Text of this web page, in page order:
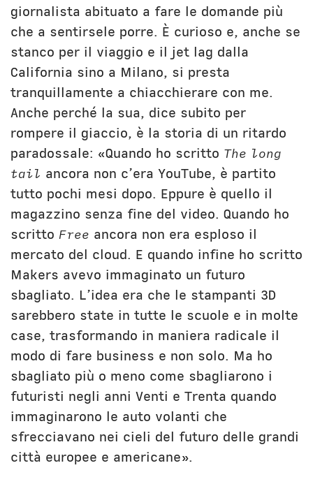
giornalista abituato a fare le domande più
che a sentirsele porre. È curioso e, anche se
stanco per il viaggio e il jet lag dalla
California sino a Milano, si presta
tranquillamente a chiacchierare con me.
Anche perché la sua, dice subito per
rompere il giaccio, è la storia di un ritardo
paradossale: «Quando ho scritto The long
tail ancora non c’era YouTube, è partito
tutto pochi mesi dopo. Eppure è quello il
magazzino senza fine del video. Quando ho
scritto Free ancora non era esploso il
mercato del cloud. E quando infine ho scritto
Makers avevo immaginato un futuro
sbagliato. L’idea era che le stampanti 3D
sarebbero state in tutte le scuole e in molte
case, trasformando in maniera radicale il
modo di fare business e non solo. Ma ho
sbagliato più o meno come sbagliarono i
futuristi negli anni Venti e Trenta quando
immaginarono le auto volanti che
sfrecciavano nei cieli del futuro delle grandi
città europee e americane».